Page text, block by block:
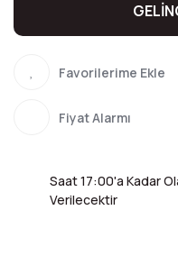
Fiyat Alarmı
Saat 17:00'a Kadar
Verilecektir